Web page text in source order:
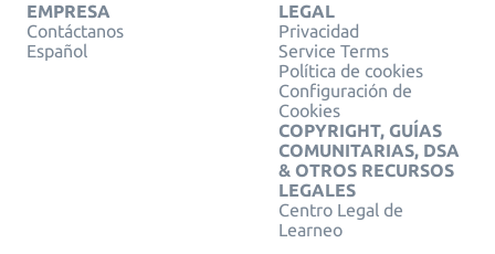
EMPRESA
Contáctanos
Español
LEGAL
Privacidad
Service Terms
Política de cookies
Configuración de
Cookies
COPYRIGHT, GUÍAS
COMUNITARIAS, DSA
& OTROS RECURSOS
LEGALES
Centro Legal de
Learneo